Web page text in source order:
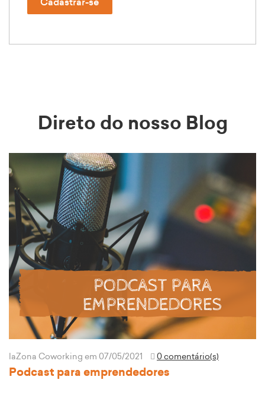
Cadastrar-se
Direto do nosso Blog
laZona Coworking em 07/05/2021 0 comentário(s)
Podcast para emprendedores